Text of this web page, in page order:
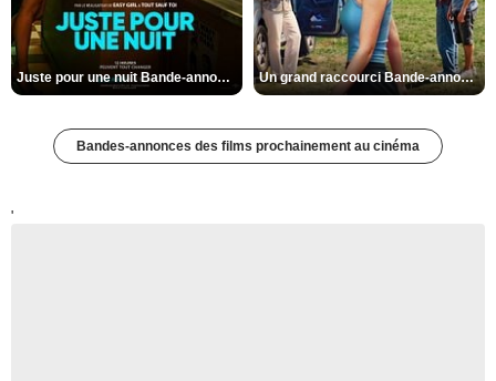
Juste pour une nuit Bande-annonce VO STFR Un grand raccourci Bande-annonce VF
Bandes-annonces des films prochainement au cinéma
'